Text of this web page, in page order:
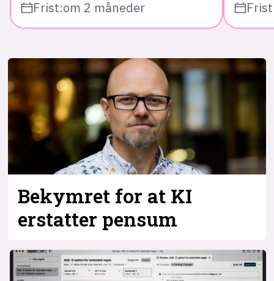
Frist:om 2 måneder
Bekymret for at KI
erstatter pensum